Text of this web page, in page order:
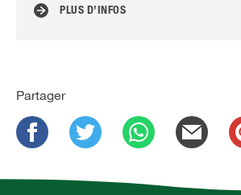
PLUS D’INFOS
Partager